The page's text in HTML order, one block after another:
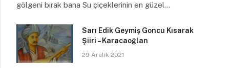
gölgeni bırak bana Su çiçeklerinin en güzel…
Sarı Edik Geymiş Goncu Kısarak
Şiiri – Karacaoğlan
29 Aralık 2021